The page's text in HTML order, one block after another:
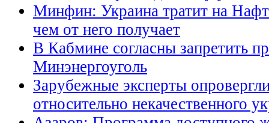
Минфин: Украина тратит на
чем от него получает
В Кабмине согласны запретить
Минэнергоуголь
Зарубежные эксперты
относительно некачественного